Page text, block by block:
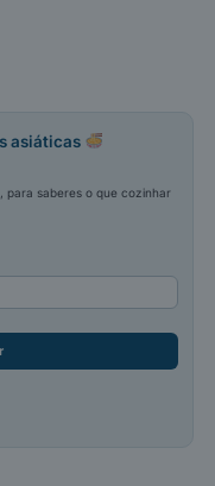
asiáticas
para saberes o que cozinhar